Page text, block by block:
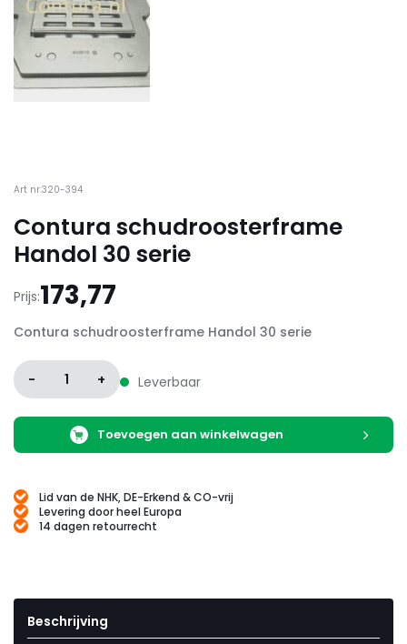
Art nr:320-394
Contura schudroosterframe
Handol 30 serie
Prijs:173,77
Contura schudroosterframe Handol 30 serie
- 1 + Leverbaar
Toevoegen aan winkelwagen
Lid van de NHK, DE-Erkend & CO-vrij
Levering door heel Europa
14 dagen retourrecht
Beschrijving